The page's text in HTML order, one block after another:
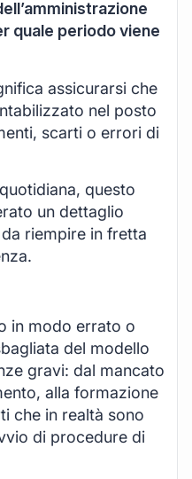
quale periodo viene
assicurarsi che
nel posto
scarti o errori di
questo
un dettaglio
riempire in fretta
in modo errato o
del modello
gravi: dal mancato
alla formazione
che in realtà sono
di procedure di